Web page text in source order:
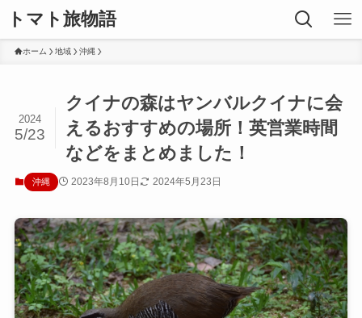
トマト旅物語
ホーム 地域 沖縄
クイナの森はヤンバルクイナに会
えるおすすめの場所！英営業時間
などをまとめました！
2024
5/23
沖縄 2023年8月10日 2024年5月23日